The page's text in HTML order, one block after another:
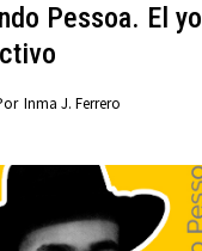
Pessoa. El yo
Inma J. Ferrero